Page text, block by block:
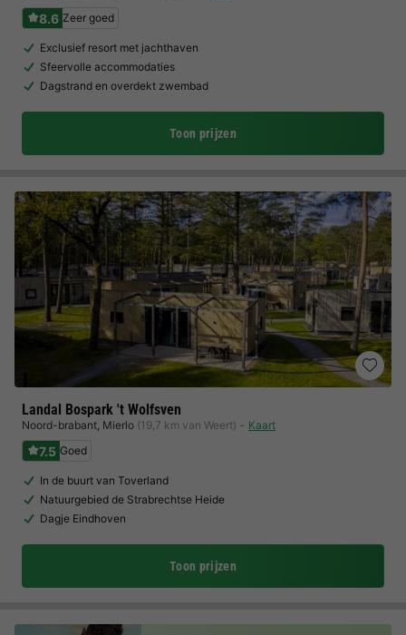
8.6 Zeer goed
Exclusief resort met jachthaven
Sfeervolle accommodaties
Dagstrand en overdekt zwembad
Toon prijzen
Landal Bospark 't Wolfsven
Noord-brabant, Mierlo (19,7 km van Weert) Kaart
7.5 Goed
In de buurt van Toverland
Natuurgebied de Strabrechtse Heide
Dagje Eindhoven
Toon prijzen